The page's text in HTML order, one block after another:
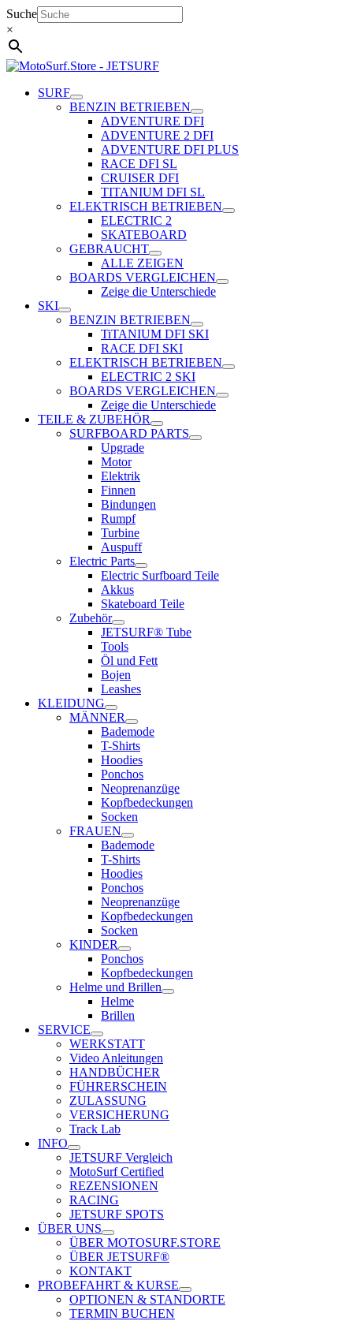
Zum
Inhalt
springen
Suche
×
SURF
BENZIN BETRIEBEN
ADVENTURE DFI
ADVENTURE 2 DFI
ADVENTURE DFI PLUS
RACE DFI SL
CRUISER DFI
TITANIUM DFI SL
ELEKTRISCH BETRIEBEN
ELECTRIC 2
SKATEBOARD
GEBRAUCHT
ALLE ZEIGEN
BOARDS VERGLEICHEN
Zeige die Unterschiede
SKI
BENZIN BETRIEBEN
TiTANIUM DFI SKI
RACE DFI SKI
ELEKTRISCH BETRIEBEN
ELECTRIC 2 SKI
BOARDS VERGLEICHEN
Zeige die Unterschiede
TEILE & ZUBEHÖR
SURFBOARD PARTS
Upgrade
Motor
Elektrik
Finnen
Bindungen
Rumpf
Turbine
Auspuff
Electric Parts
Electric Surfboard Teile
Akkus
Skateboard Teile
Zubehör
JETSURF® Tube
Tools
Öl und Fett
Bojen
Leashes
KLEIDUNG
MÄNNER
Bademode
T-Shirts
Hoodies
Ponchos
Neoprenanzüge
Kopfbedeckungen
Socken
FRAUEN
Bademode
T-Shirts
Hoodies
Ponchos
Neoprenanzüge
Kopfbedeckungen
Socken
KINDER
Ponchos
Kopfbedeckungen
Helme und Brillen
Helme
Brillen
SERVICE
WERKSTATT
Video Anleitungen
HANDBÜCHER
FÜHRERSCHEIN
ZULASSUNG
VERSICHERUNG
Track Lab
INFO
JETSURF Vergleich
MotoSurf Certified
REZENSIONEN
RACING
JETSURF SPOTS
ÜBER UNS
ÜBER MOTOSURF.STORE
ÜBER JETSURF®
KONTAKT
PROBEFAHRT & KURSE
OPTIONEN & STANDORTE
TERMIN BUCHEN